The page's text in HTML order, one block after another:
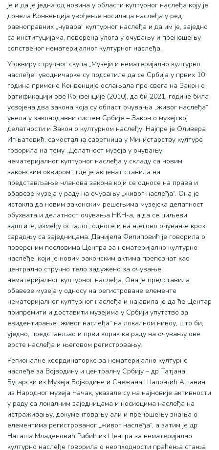
је и да је једна од новина у области културног наслеђа коју је
донела Конвенција увођење носилаца наслеђа у ред
равноправних „чувара“ културног наслеђа и да им је, заједно
са институцијама, поверена улога у очувању и преношењу
сопственог нематеријалног културног наслеђа.
У оквиру стручног скупа „Музеји и нематеријално културно
наслеђе“ уводничарке су подсетиле да се Србија у првих 10
година примене Конвенције ослањала пре свега на Закон о
ратификацији ове Конвенције (2010), да би 2021. године била
усвојена два закона која су област очувања „живог наслеђа“
увела у законодавни систем Србије – Закон о музејској
делатности и Закон о културном наслеђу. Најпре је Оливера
Игњатовић, самостална саветница у Министарству културе
говорила на тему „Делатност музеја у очувању
нематеријалног културног наслеђа у складу са новим
законским оквиром“, где је акценат ставила на
представљање чланова закона који се односе на права и
обавезе музеја у раду на очувању „живог наслеђа“. Она је
истакла да новим законским решењима музејска делатност
обухвата и делатност очувања НКН-а, а да се циљеви
заштите, између осталог, односе и на његово очување кроз
сарадњу са заједницама. Данијела Филиповић је говорила о
повереним пословима Центра за нематеријално културно
наслеђе, који је новим законским актима препознат као
централно стручно тело задужено за очување
нематеријалног културног наслеђа. Она је представила
обавезе музеја у односу на регистроване елементе
нематеријалног културног наслеђа и најавила је да ће Центар
припремити и доставити музејима у Србији упутство за
евидентирање „живог наслеђа“ на локалном нивоу, што би,
уједно, представљао и први корак ка раду на очувању ове
врсте наслеђа и његовом регистровању.
Регионалне координаторке за нематеријално културно
наслеђе за Војводину и централну Србију – др Татјана
Бугарски из Музеја Војводине и Снежана Шапоњић Ашанин
из Народног музеја Чачак, указале су на најновије активности
у раду са локалним заједницама и носиоцима наслеђа на
истраживању, документовању али и преношењу знања о
елементима регистрованог „живог наслеђа“, а затим је др
Наташа Младеновић Рибић из Центра за нематеријално
културно наслеђе говорила о неопходности праћења стања